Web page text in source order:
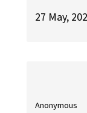
27 May,
Anonymous